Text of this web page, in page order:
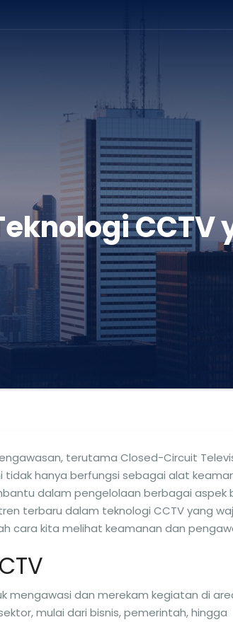
terutama Closed-Circuit
tidak hanya berfungsi sebagai alat
dalam pengelolaan berbagai aspek
terbaru dalam teknologi CCTV yang
cara kita melihat keamanan dan
mengawasi dan merekam kegiatan di
mulai dari bisnis, pemerintah, hingga